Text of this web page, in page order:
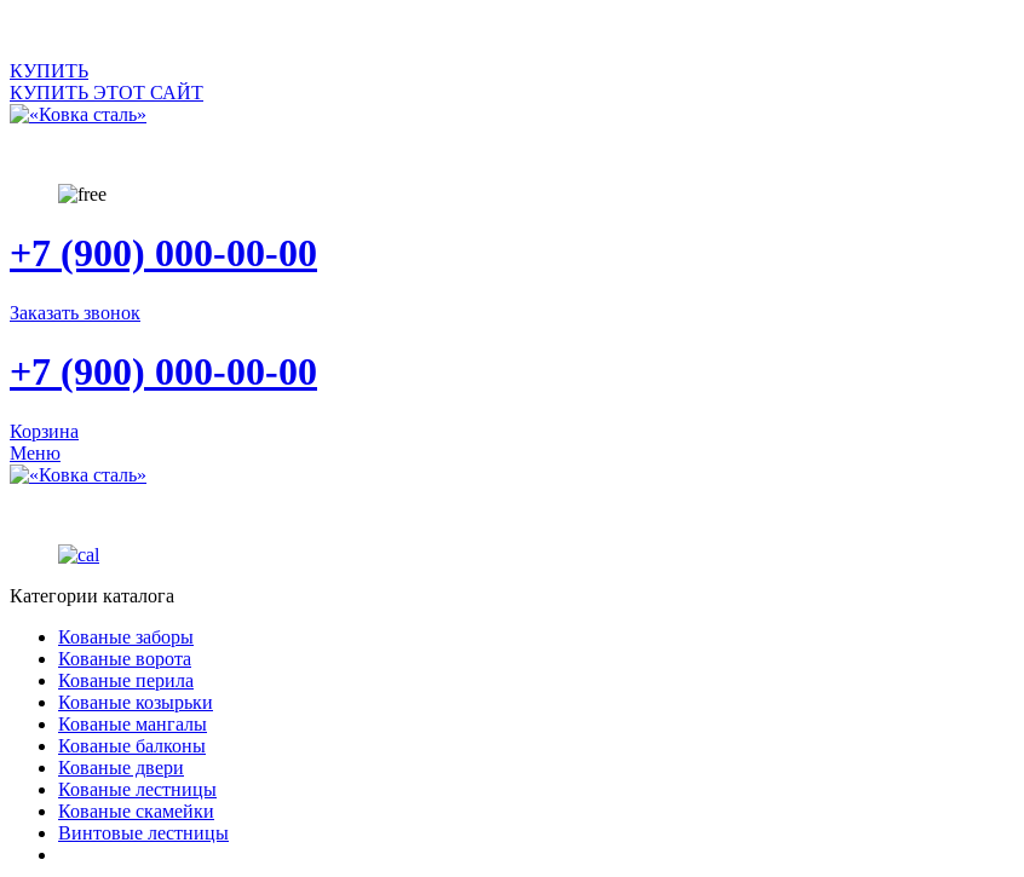
КУПИТЬ
КУПИТЬ ЭТОТ САЙТ
+7 (900) 000-00-00
Заказать звонок
+7 (900) 000-00-00
Корзина
Меню
Категории каталога
Кованые заборы
Кованые ворота
Кованые перила
Кованые козырьки
Кованые мангалы
Кованые балконы
Кованые двери
Кованые лестницы
Кованые скамейки
Винтовые лестницы